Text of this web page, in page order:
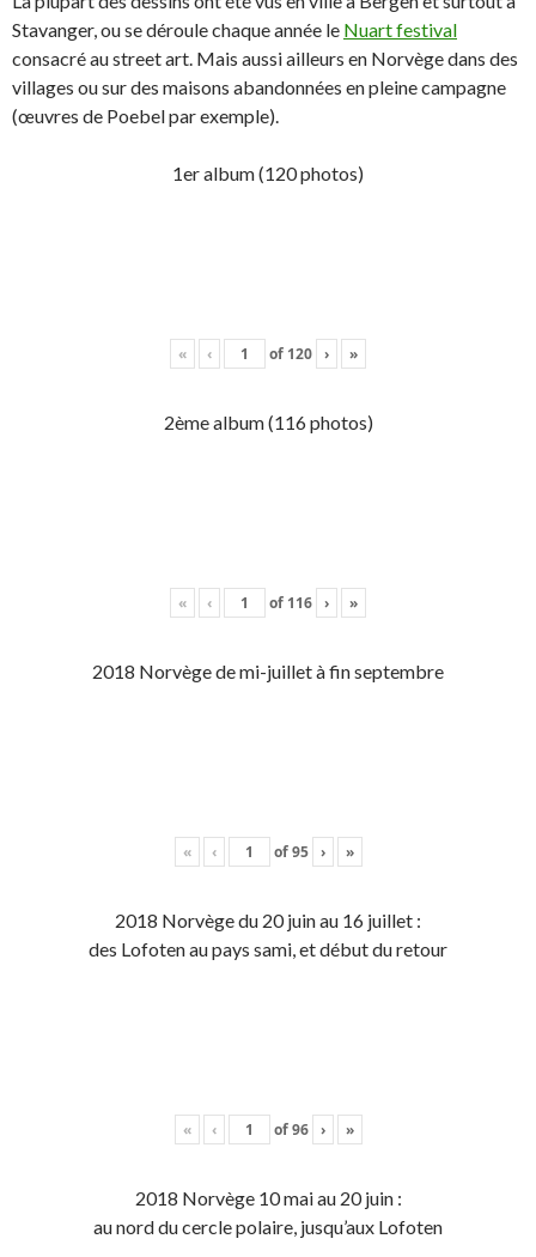
Stavanger, ou se déroule chaque année le Nuart festival
consacré au street art. Mais aussi ailleurs en Norvège dans des
villages ou sur des maisons abandonnées en pleine campagne
(œuvres de Poebel par exemple).
1er album (120 photos)
« ‹ of 120 › »
2ème album (116 photos)
« ‹ of 116 › »
2018 Norvège de mi-juillet à fin septembre
« ‹ of95 › »
2018 Norvège du 20 juin au 16 juillet :
des Lofoten au pays sami, et début du retour
« ‹ of96 › »
2018 Norvège 10 mai au 20 juin :
au nord du cercle polaire, jusqu’aux Lofoten